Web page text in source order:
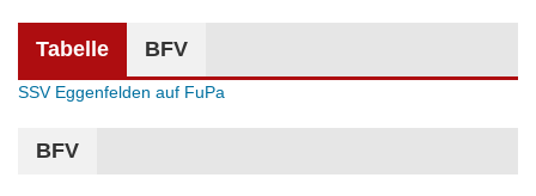
Tabelle BFV
SSV Eggenfelden auf FuPa
BFV